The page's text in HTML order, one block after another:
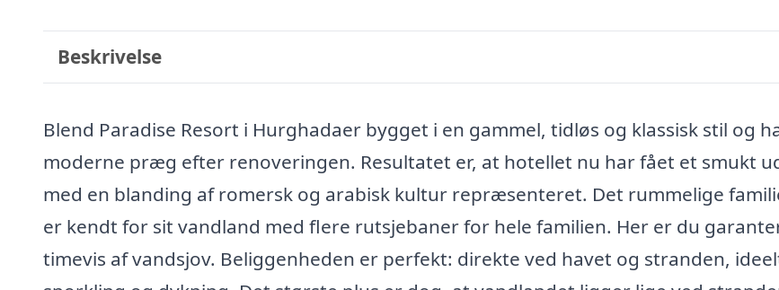
Beskrivelse
Blend Paradise Resort i Hurghadaer bygget i en gammel, tidløs og klassisk stil og
moderne præg efter renoveringen. Resultatet er, at hotellet nu har fået et smukt
med en blanding af romersk og arabisk kultur repræsenteret. Det rummelige
er kendt for sit vandland med flere rutsjebaner for hele familien. Her er du
timevis af vandsjov. Beliggenheden er perfekt: direkte ved havet og stranden,